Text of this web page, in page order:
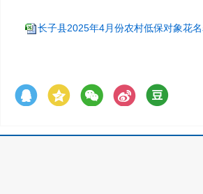
长子县2025年4月份农村低保对象花